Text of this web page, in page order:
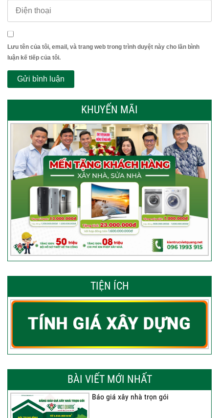
Lưu tên của tôi, email, và trang web trong trình duyệt này cho lần bình
luận kế tiếp của tôi.
KHUYẾN MÃI
TIỆN ÍCH
BÀI VIẾT MỚI NHẤT
Báo giá xây nhà trọn gói